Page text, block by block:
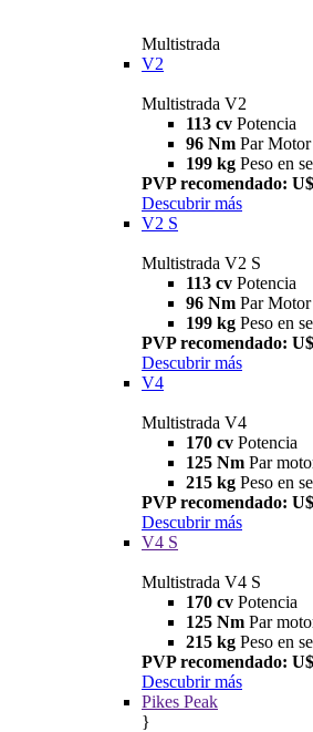
Multistrada
V2
Multistrada V2
113 cv Potencia
96 Nm Par Motor
199 kg Peso en
PVP recomendado:
Descubrir más
V2 S
Multistrada V2 S
113 cv Potencia
96 Nm Par Motor
199 kg Peso en
PVP recomendado:
Descubrir más
V4
Multistrada V4
170 cv Potencia
125 Nm Par
215 kg Peso en
PVP recomendado:
Descubrir más
V4 S
Multistrada V4 S
170 cv Potencia
125 Nm Par
215 kg Peso en
PVP recomendado:
Descubrir más
Pikes Peak
}